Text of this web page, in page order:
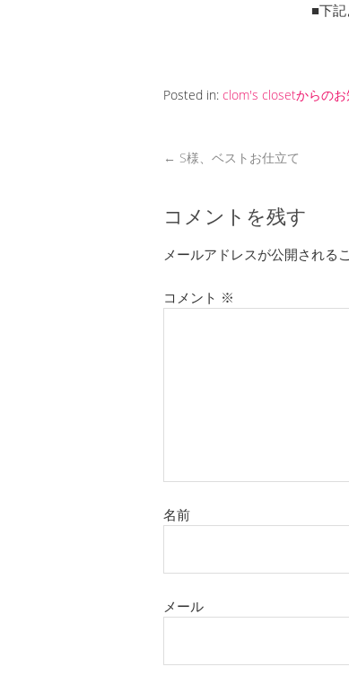
■下
Posted in: clom's closetからの
← S様、ベストお仕立て
コメントを残す
メールアドレスが公開される
コメント ※
名前
メール